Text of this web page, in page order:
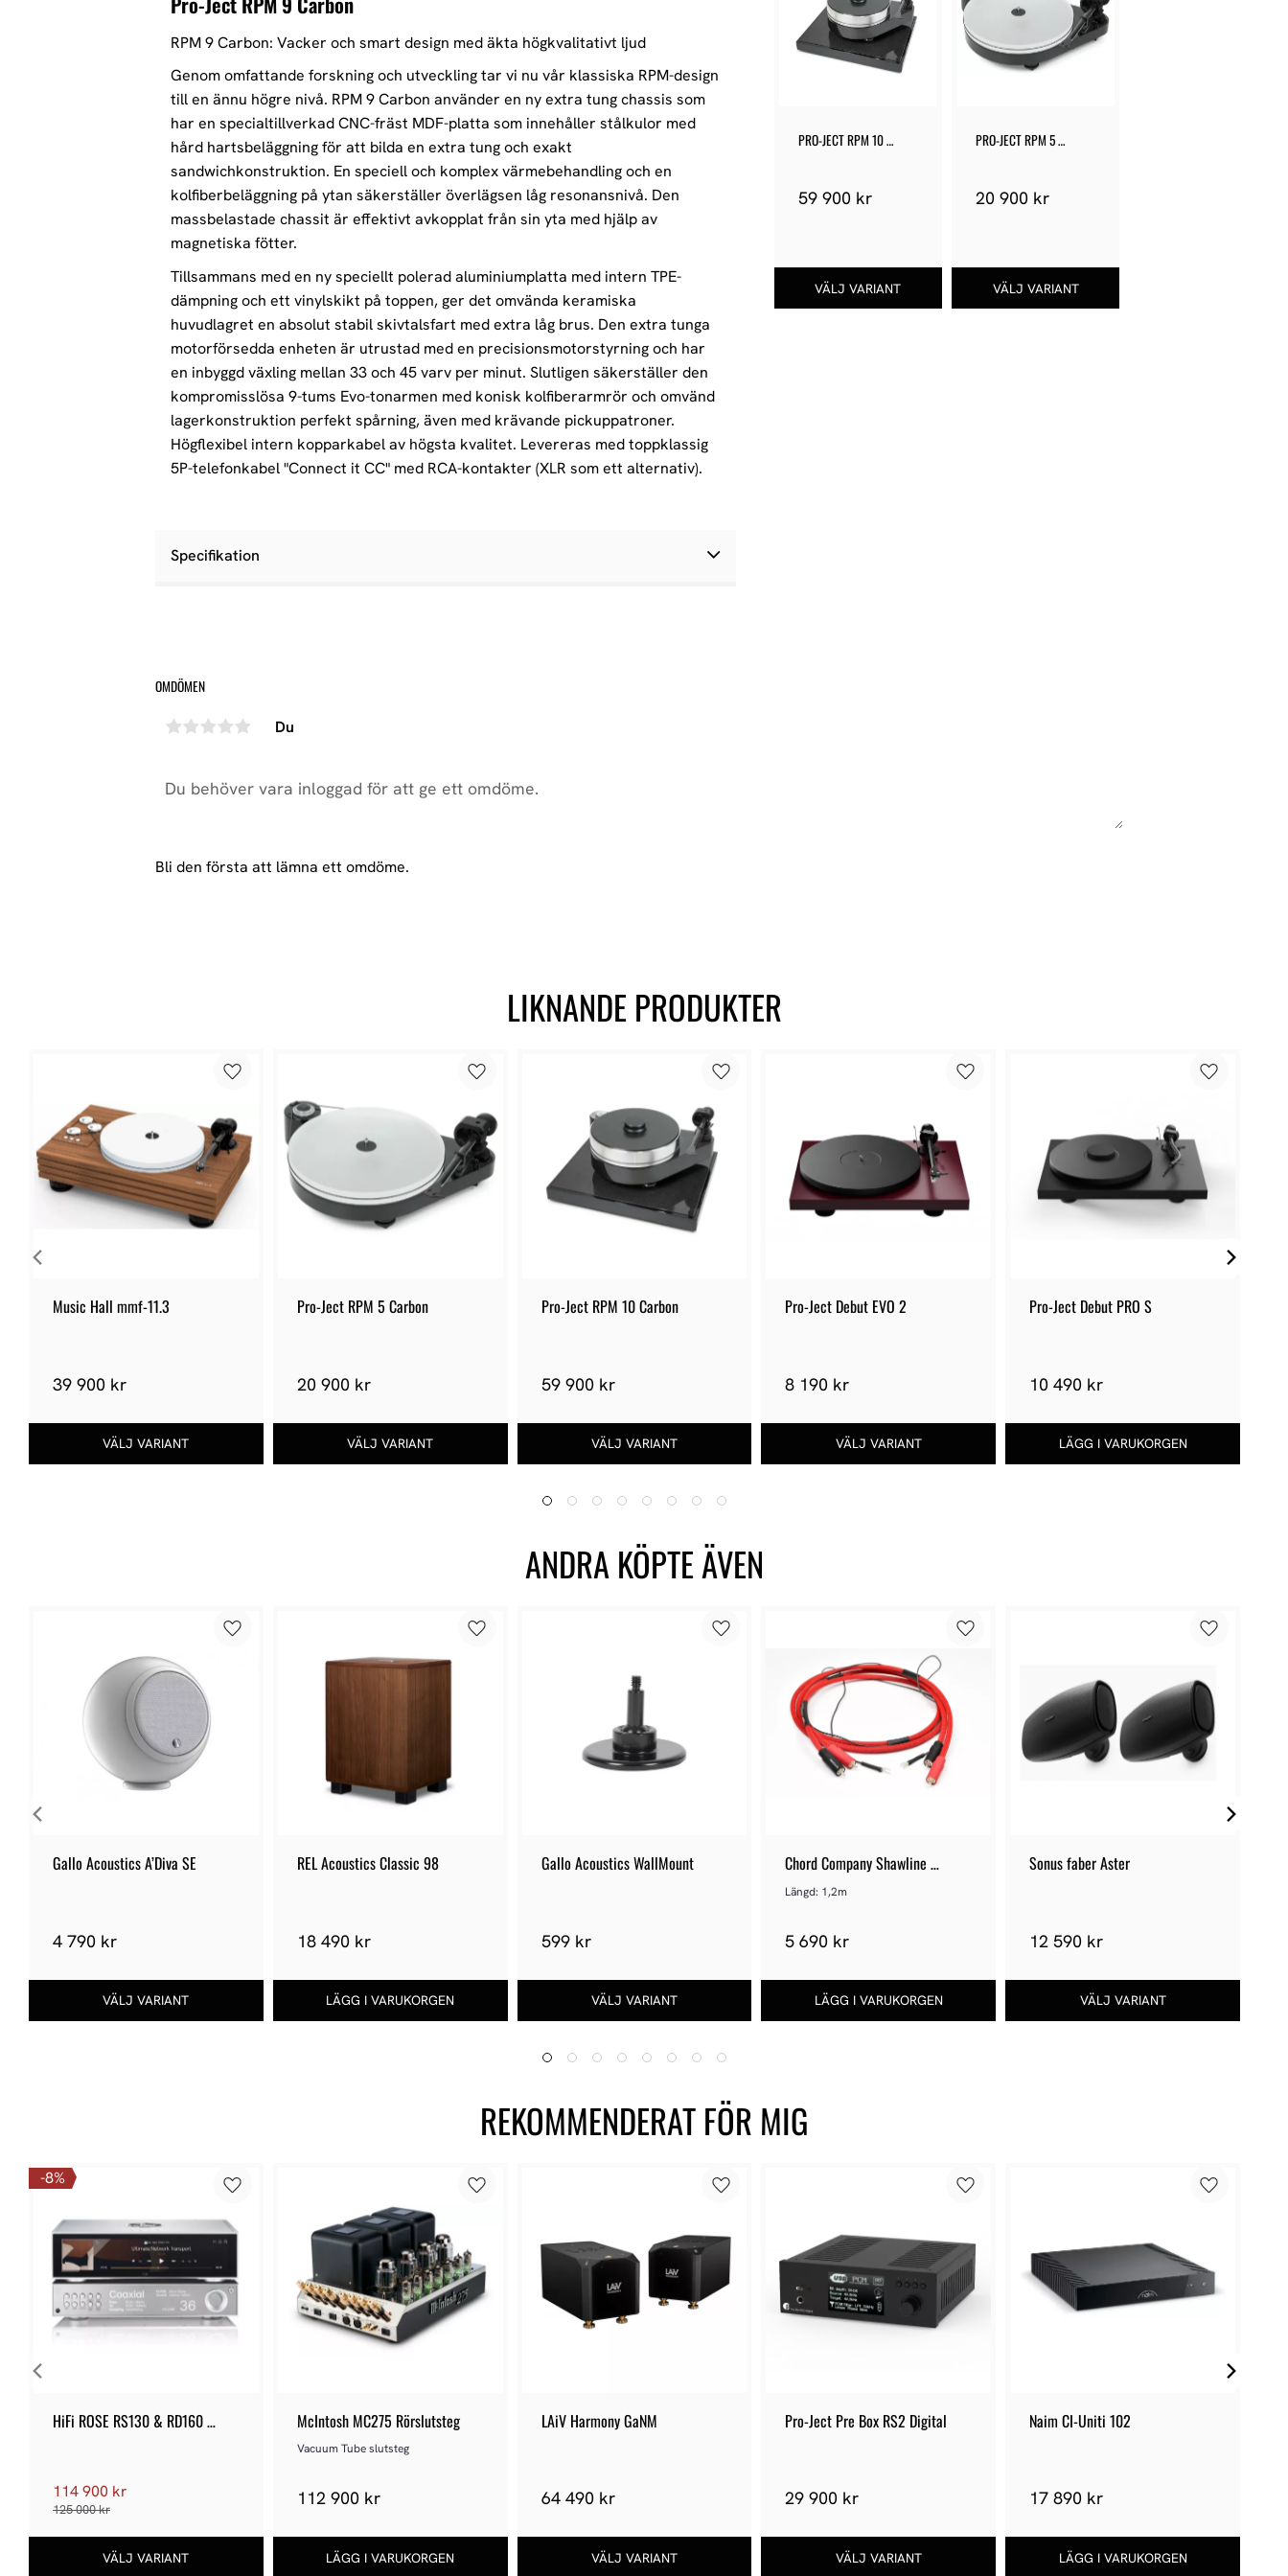
RPM 9 Carbon: Vacker och smart design med äkta högkvalitativt ljud
Genom omfattande forskning och utveckling tar vi nu vår klassiska RPM-design
till en ännu högre nivå. RPM 9 Carbon använder en ny extra tung chassis som
har en specialtillverkad CNC-fräst MDF-platta som innehåller stålkulor med
hård hartsbeläggning för att bilda en extra tung och exakt
sandwichkonstruktion. En speciell och komplex värmebehandling och en
kolfiberbeläggning på ytan säkerställer överlägsen låg resonansnivå. Den
massbelastade chassit är effektivt avkopplat från sin yta med hjälp av
magnetiska fötter.
Tillsammans med en ny speciellt polerad aluminiumplatta med intern TPE-
dämpning och ett vinylskikt på toppen, ger det omvända keramiska
huvudlagret en absolut stabil skivtalsfart med extra låg brus. Den extra tunga
motorförsedda enheten är utrustad med en precisionsmotorstyrning och har
en inbyggd växling mellan 33 och 45 varv per minut. Slutligen säkerställer den
kompromisslösa 9-tums Evo-tonarmen med konisk kolfiberarmrör och omvänd
lagerkonstruktion perfekt spårning, även med krävande pickuppatroner.
Högflexibel intern kopparkabel av högsta kvalitet. Levereras med toppklassig
5P-telefonkabel "Connect it CC" med RCA-kontakter (XLR som ett alternativ).
Specifikation
OMDÖMEN
Du
Bli den första att lämna ett omdöme.
PRO-JECT RPM 10
59 900kr
PRO-JECT RPM 5
20 900kr
LIKNANDE PRODUKTER
Music Hall mmf-11.3
39 900 kr
Pro-Ject RPM 5 Carbon
20 900 kr
Pro-Ject RPM 10 Carbon
59 900 kr
Pro-Ject Debut EVO 2
8 190 kr
Pro-Ject Debut PRO S
10 490 kr
ANDRA KÖPTE ÄVEN
Gallo Acoustics A’Diva SE
4 790 kr
REL Acoustics Classic 98
18 490 kr
Gallo Acoustics WallMount
599 kr
Chord Company Shawline
Turntable - RCA
Längd: 1,2m
5 690 kr
Sonus faber Aster
12 590 kr
REKOMMENDERAT FÖR MIG
HiFi ROSE RS130 & RD160
114 900 kr
125 000 kr
8%
McIntosh MC275 Rörslutsteg
Vacuum Tube slutsteg
112 900 kr
LAiV Harmony GaNM
64 490 kr
Pro-Ject Pre Box RS2 Digital
29 900 kr
Naim CI-Uniti 102
17 890 kr